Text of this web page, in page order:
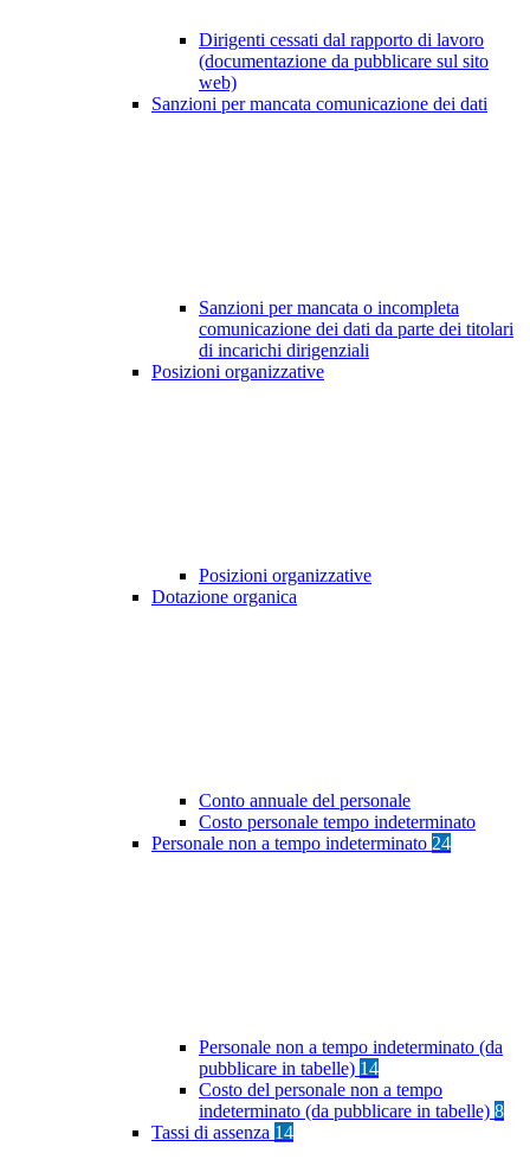
Dirigenti cessati dal rapporto di lavoro
(documentazione da pubblicare sul sito
web)
Sanzioni per mancata comunicazione dei dati
Sanzioni per mancata o incompleta
comunicazione dei dati da parte dei titolari
di incarichi dirigenziali
Posizioni organizzative
Posizioni organizzative
Dotazione organica
Conto annuale del personale
Costo personale tempo indeterminato
Personale non a tempo indeterminato 24
Personale non a tempo indeterminato (da
pubblicare in tabelle) 14
Costo del personale non a tempo
indeterminato (da pubblicare in tabelle) 8
Tassi di assenza 14